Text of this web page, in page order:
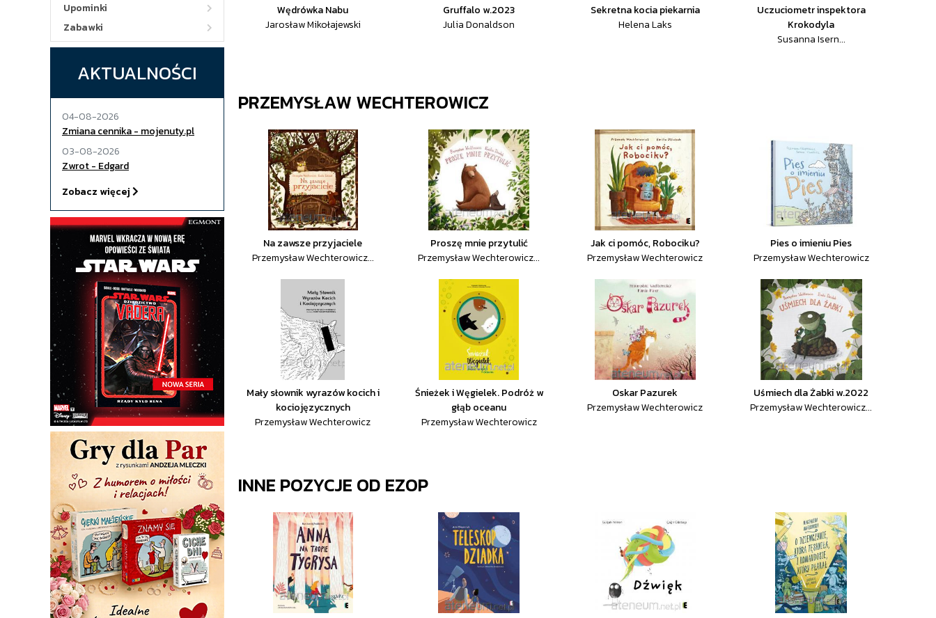
Upominki
Zabawki
AKTUALNOŚCI
04-08-2026
Zmiana cennika - mojenuty.pl
03-08-2026
Zwrot - Edgard
Zobacz więcej
Wędrówka Nabu
Jarosław Mikołajewski
Gruffalo w.2023
Julia Donaldson
Sekretna kocia piekarnia
Helena Laks
Uczuciometr inspektora
Krokodyla
Susanna Isern...
PRZEMYSŁAW WECHTEROWICZ
Na zawsze przyjaciele
Przemysław Wechterowicz...
Proszę mnie przytulić
Przemysław Wechterowicz...
Jak ci pomóc, Robociku?
Przemysław Wechterowicz
Pies o imieniu Pies
Przemysław Wechterowicz
Mały słownik wyrazów kocich i
kociojęzycznych
Przemysław Wechterowicz
Śnieżek i Węgielek. Podróż w
głąb oceanu
Przemysław Wechterowicz
Oskar Pazurek
Przemysław Wechterowicz
Uśmiech dla Żabki w.2022
Przemysław Wechterowicz...
INNE POZYCJE OD EZOP